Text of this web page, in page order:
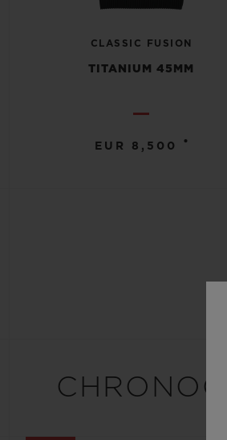
CLASSIC FUSION
TITANIUM 45MM
EUR 8,500 •